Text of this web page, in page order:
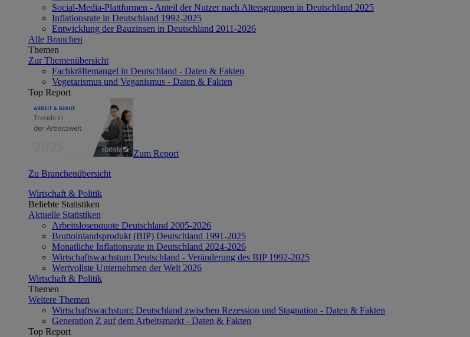
Social-Media-Plattformen - Anteil der Nutzer nach Altersgruppen in Deutschland 2025
Inflationsrate in Deutschland 1992-2025
Entwicklung der Bauzinsen in Deutschland 2011-2026
Alle Branchen
Themen
Zur Themenübersicht
Fachkräftemangel in Deutschland - Daten & Fakten
Vegetarismus und Veganismus - Daten & Fakten
Top Report
Zum Report
Zu Branchenübersicht
Wirtschaft & Politik
Beliebte Statistiken
Aktuelle Statistiken
Arbeitslosenquote Deutschland 2005-2026
Bruttoinlandsprodukt (BIP) Deutschland 1991-2025
Monatliche Inflationsrate in Deutschland 2024-2026
Wirtschaftswachstum Deutschland - Veränderung des BIP 1992-2025
Wertvollste Unternehmen der Welt 2026
Wirtschaft & Politik
Themen
Weitere Themen
Wirtschaftswachstum: Deutschland zwischen Rezession und Stagnation - Daten & Fakten
Generation Z auf dem Arbeitsmarkt - Daten & Fakten
Top Report